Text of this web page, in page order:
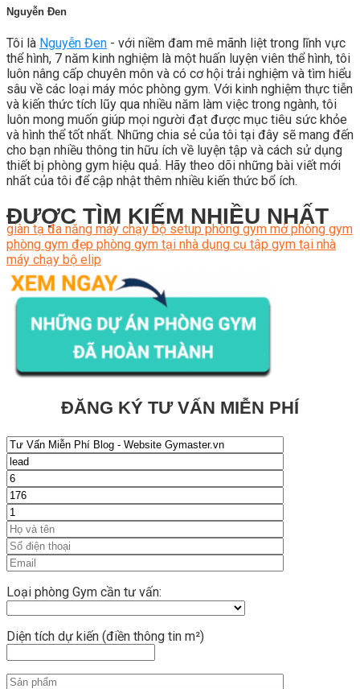
Nguyễn Đen
Tôi là Nguyễn Đen - với niềm đam mê mãnh liệt trong lĩnh vực
thể hình, 7 năm kinh nghiệm là một huấn luyện viên thể hình, tôi
luôn nâng cấp chuyên môn và có cơ hội trải nghiệm và tìm hiểu
sâu về các loại máy móc phòng gym. Với kinh nghiệm thực tiễn
và kiến thức tích lũy qua nhiều năm làm việc trong ngành, tôi
luôn mong muốn giúp mọi người đạt được mục tiêu sức khỏe
và hình thể tốt nhất. Những chia sẻ của tôi tại đây sẽ mang đến
cho bạn nhiều thông tin hữu ích về luyện tập và cách sử dụng
thiết bị phòng gym hiệu quả. Hãy theo dõi những bài viết mới
nhất của tôi để cập nhật thêm nhiều kiến thức bổ ích.
ĐƯỢC TÌM KIẾM NHIỀU NHẤT
giàn tạ đa năng máy chạy bộ setup phòng gym mở phòng gym
phòng gym đẹp phòng gym tại nhà dụng cụ tập gym tại nhà
máy chạy bộ elip
ĐĂNG KÝ TƯ VẤN MIỄN PHÍ
Loại phòng Gym cần tư vấn:
Diện tích dự kiến (điền thông tin m²)